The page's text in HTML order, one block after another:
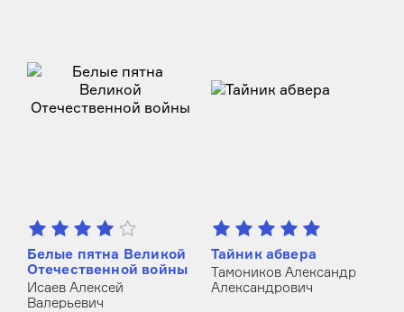
Исаев Алексей
Валерьевич
Белые пятна Великой
Отечественной войны
Тамоников Александр
Александрович
Тайник абвера